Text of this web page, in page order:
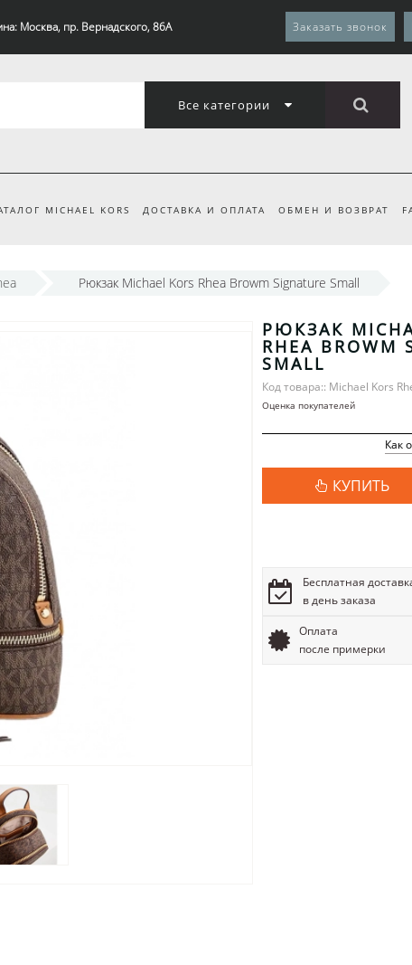
Москва, пр. Вернадского, 86А Заказать звонок
Все категории
MICHAEL KORS ДОСТАВКА И ОПЛАТА ОБМЕН И ВОЗВРАТ
Рюкзак Michael Kors Rhea Browm Signature Small
РЮКЗАК
RHEA BROWM
SMALL
Код товара:: Michael Kors
Оценка покупателей
Как
КУПИТЬ
Бесплатная
в день заказа
Оплата
после примерки